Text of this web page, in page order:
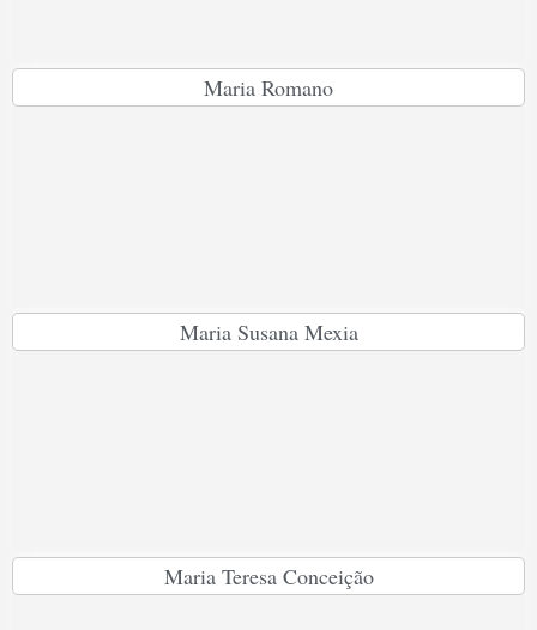
Maria Romano
Maria Susana Mexia
Maria Teresa Conceição